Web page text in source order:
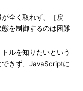
全く取れず、［戻
を制御するのは困難
ルを知りたいという
できず、JavaScriptに